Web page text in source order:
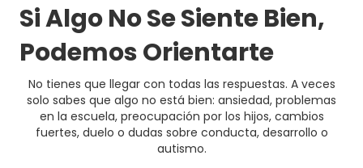
Si Algo No Se Siente Bien,
Podemos Orientarte
No tienes que llegar con todas las respuestas. A veces
solo sabes que algo no está bien: ansiedad, problemas
en la escuela, preocupación por los hijos, cambios
fuertes, duelo o dudas sobre conducta, desarrollo o
autismo.